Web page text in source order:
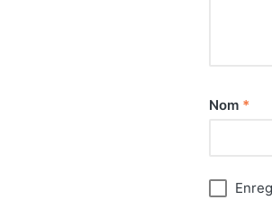
Nom *